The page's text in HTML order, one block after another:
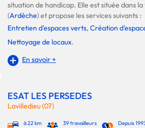
situation de handicap. Elle est située dans la
(Ardèche) et propose les services suivants :
Entretien d'espaces verts, Création
Nettoyage de locaux.
En savoir +
ESAT LES PERSEDES
Lavilledieu (07)
à 22 km 39 travailleurs Depuis